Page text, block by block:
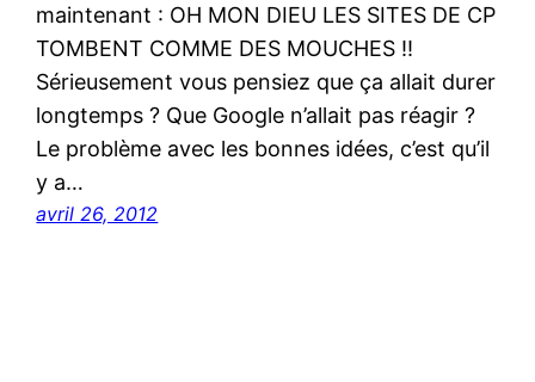
maintenant : OH MON DIEU LES SITES DE CP
TOMBENT COMME DES MOUCHES !!
Sérieusement vous pensiez que ça allait durer
longtemps ? Que Google n’allait pas réagir ?
Le problème avec les bonnes idées, c’est qu’il
y a…
avril 26, 2012